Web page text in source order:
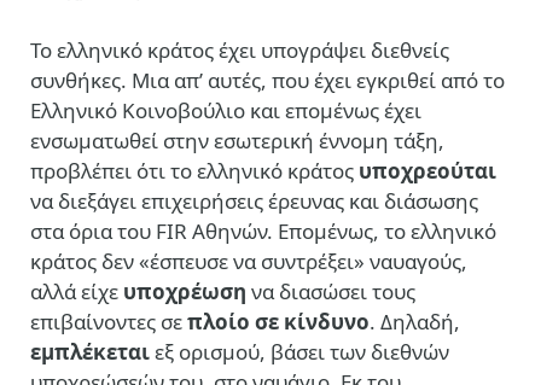
Το ελληνικό κράτος έχει υπογράψει διεθνείς
συνθήκες. Μια απ’ αυτές, που έχει εγκριθεί από το
Ελληνικό Κοινοβούλιο και επομένως έχει
ενσωματωθεί στην εσωτερική έννομη τάξη,
προβλέπει ότι το ελληνικό κράτος υποχρεούται
να διεξάγει επιχειρήσεις έρευνας και διάσωσης
στα όρια του FIR Αθηνών. Επομένως, το ελληνικό
κράτος δεν «έσπευσε να συντρέξει» ναυαγούς,
αλλά είχε υποχρέωση να διασώσει τους
επιβαίνοντες σεπλοίο σε κίνδυνο. Δηλαδή,
εμπλέκεταιεξ ορισμού, βάσει των διεθνών